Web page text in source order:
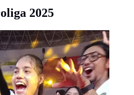
2025
Pemain Terbaik atau Most
usai membawa Jakarta
PLN Mobile Proliga
Bogi Triyadi)